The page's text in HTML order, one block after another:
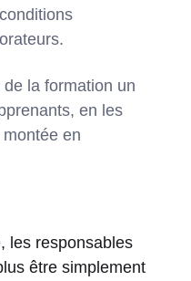
la formation un
en les
en
les responsables
être simplement